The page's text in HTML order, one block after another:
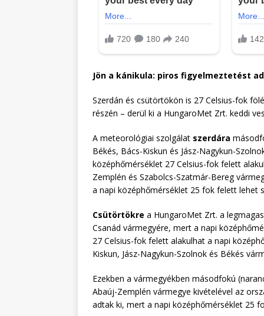
Jön a kánikula: piros figyelmeztetést
Szerdán és csütörtökön is 27 Celsius-fok
részén – derül ki a HungaroMet Zrt. keddi
A meteorológiai szolgálat szerdára
Békés, Bács-Kiskun és Jász-Nagykun-
középhőmérséklet 27 Celsius-fok felett
Zemplén és Szabolcs-Szatmár-Bereg
a napi középhőmérséklet 25 fok felett lehet
Csütörtökre a HungaroMet Zrt. a
Csanád vármegyére, mert a napi
27 Celsius-fok felett alakulhat a napi
Kiskun, Jász-Nagykun-Szolnok és Békés
Ezekben a vármegyékben másodfokú
Abaúj-Zemplén vármegye kivételével az
adtak ki, mert a napi középhőmérséklet 25